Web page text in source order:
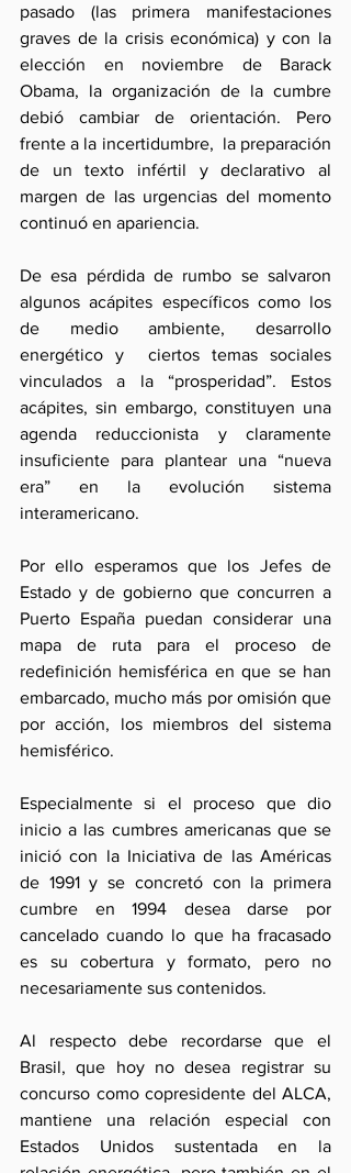
pasado (las primera manifestaciones
graves de la crisis económica) y con la
elección en noviembre de Barack
Obama, la organización de la cumbre
debió cambiar de orientación. Pero
frente a la incertidumbre,  la preparación
de un texto infértil y declarativo al
margen de las urgencias del momento
continuó en apariencia.
De esa pérdida de rumbo se salvaron
algunos acápites específicos como los
de medio ambiente, desarrollo
energético y  ciertos temas sociales
vinculados a la “prosperidad”. Estos
acápites, sin embargo, constituyen una
agenda reduccionista y claramente
insuficiente para plantear una “nueva
era” en la evolución sistema
interamericano.
Por ello esperamos que los Jefes de
Estado y de gobierno que concurren a
Puerto España puedan considerar una
mapa de ruta para el proceso de
redefinición hemisférica en que se han
embarcado, mucho más por omisión que
por acción, los miembros del sistema
hemisférico.
Especialmente si el proceso que dio
inicio a las cumbres americanas que se
inició con la Iniciativa de las Américas
de 1991 y se concretó con la primera
cumbre en 1994 desea darse por
cancelado cuando lo que ha fracasado
es su cobertura y formato, pero no
necesariamente sus contenidos.
Al respecto debe recordarse que el
Brasil, que hoy no desea registrar su
concurso como copresidente del ALCA,
mantiene una relación especial con
Estados Unidos sustentada en la